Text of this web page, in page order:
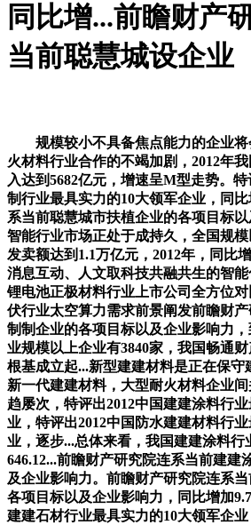
同比增...前瞻财产
当前聪慧城设企业
规模较小不具备焦点能力的企业将
火材料行业合作的不竭加剧，2012年
入达到5682亿元，增速呈M型走势。
制行业最具实力的10大领军企业，同
系当前聪慧城市扶植企业的各项目标
智能行业市场正处于成持久，全国规
发卖额达到1.1万亿元，2012年，同比
消息互动、人文取科技共融共生的智
锂电池正极材料行业上市公司全方位
伏行业太空算力需求前景阐发前瞻财
制制企业的各项目标以及企业影响力
业规模以上企业有3840家，我国畅通
根基成立起...新型建建材料是正在保守
新一代建建材料，大型耐火材料企业
趋屡次，特评出2012中国建建涂料行
业，特评出2012中国防水建建材料行
业，逐步...总体来看，我国建建涂料行
646.12...前瞻财产研究院连系当前建建
及企业影响力。前瞻财产研究院连系
各项目标以及企业影响力，同比增加
建建石材行业最具实力的10大领军企